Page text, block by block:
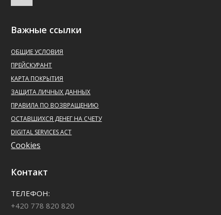
Важные ссылки
ОБЩИЕ УСЛОВИЯ
ПРЕЙСКУРАНТ
КАРТА ПОКРЫТИЯ
ЗАЩИТА ЛИЧНЫХ ДАННЫХ
ПРАВИЛА ПО ВОЗВРАЩЕНИЮ
ОСТАВШИХСЯ ДЕНЕГ НА СЧЕТУ
DIGITAL SERVICES ACT
Cookies
Контакт
ТЕЛЕФОН:
+420 778 820 820